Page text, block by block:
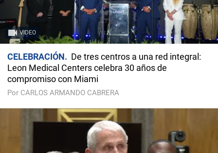
VIDEO
CELEBRACIÓN
De tres centros a una red integral:
Leon Medical Centers celebra 30 años de
compromiso con Miami
Por CARLOS ARMANDO CABRERA